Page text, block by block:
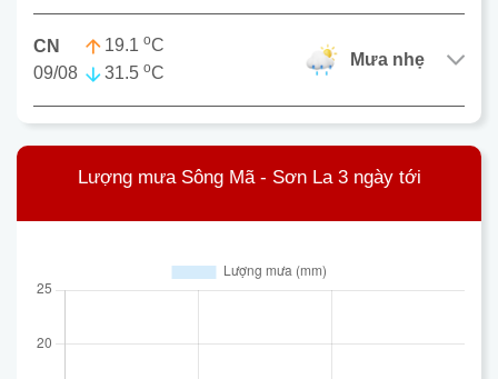
CN
09/08
19.1 oC
31.5 oC
mưa nhẹ
Lượng mưa Sông Mã - Sơn La 3 ngày tới